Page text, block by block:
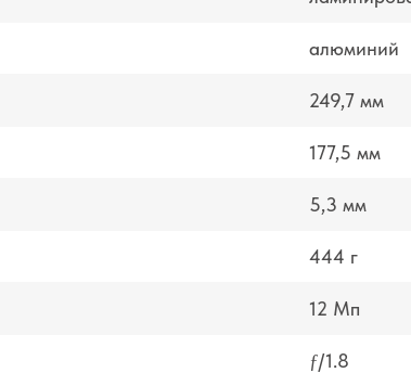
алюминий
249,7 мм
177,5 мм
5,3 мм
444 г
12 Мп
ƒ/1.8